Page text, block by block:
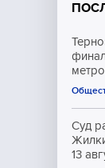
Суд
13